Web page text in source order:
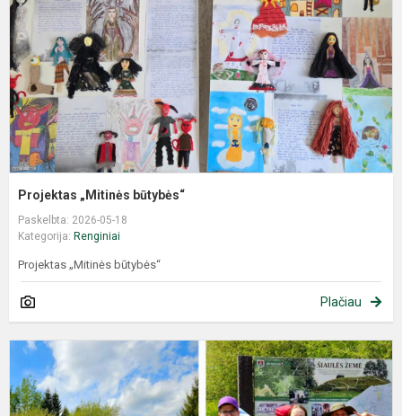
Projektas „Mitinės būtybės“
Paskelbta: 2026-05-18
Kategorija: Renginiai
Projektas „Mitinės būtybės“
Plačiau